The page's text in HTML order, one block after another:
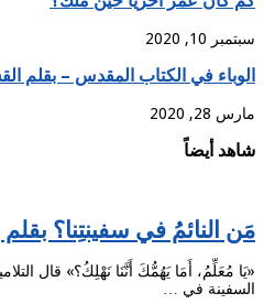
سبتمبر 10, 2020
الوباء في الكتاب المقدس – بقلم
مارس 28, 2020
شاهد أيضاً
مَن النائمُ في سفينتِنا؟
«يَا مُعَلِّمُ، أَمَا يَهُمُّكَ أَنَّنَا نَهْلِكُ؟» قال
السفينة في …